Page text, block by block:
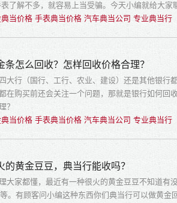
了解不多，就容易上当受骗。今天小编就给大家
当价格 手表典当价格 汽车典当公司 专业典当行
怎么回收？怎样回收价格合理？
大行（国行、工行、农业、建设）还是其他银行
在购买前还会关注一个问题，那就是银行如何回
？
当价格 手表典当价格 汽车典当公司 专业典当行
黄金豆豆，典当行能收吗？
大家都懂，最近有一种很火的黄金豆豆不知道有
。有顾客问小编这种东西你们典当行可以做黄金